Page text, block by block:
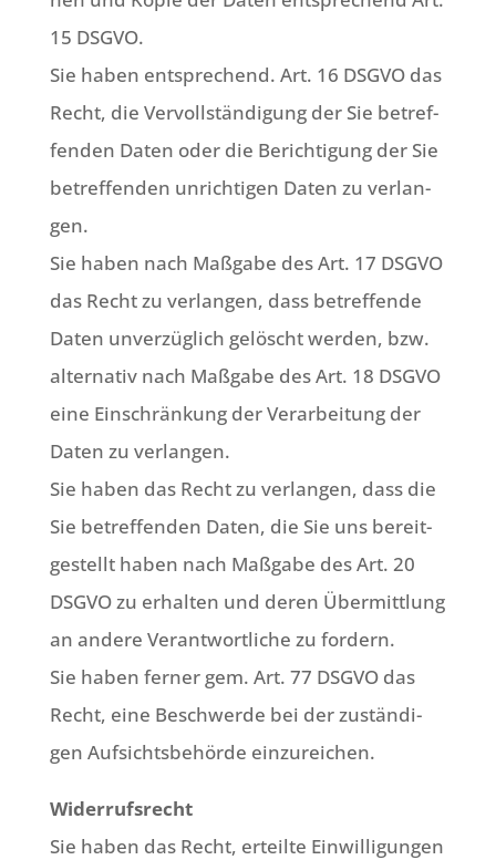
15 DSGVO.
Sie haben ent­spre­chend. Art. 16 DSGVO das
Recht, die Ver­voll­stän­di­gung der Sie betref­
fen­den Daten oder die Berich­ti­gung der Sie
betref­fen­den unrich­ti­gen Daten zu ver­lan­
gen.
Sie haben nach Maß­ga­be des Art. 17 DSGVO
das Recht zu ver­lan­gen, dass betref­fen­de
Daten unver­züg­lich gelöscht wer­den, bzw.
alter­na­tiv nach Maß­ga­be des Art. 18 DSGVO
eine Ein­schrän­kung der Ver­ar­bei­tung der
Daten zu ver­lan­gen.
Sie haben das Recht zu ver­lan­gen, dass die
Sie betref­fen­den Daten, die Sie uns bereit­
ge­stellt haben nach Maß­ga­be des Art. 20
DSGVO zu erhal­ten und deren Über­mitt­lung
an ande­re Ver­ant­wort­li­che zu for­dern.
Sie haben fer­ner gem. Art. 77 DSGVO das
Recht, eine Beschwer­de bei der zustän­di­
gen Auf­sichts­be­hör­de einzureichen.
Wider­rufs­recht
Sie haben das Recht, erteil­te Ein­wil­li­gun­gen